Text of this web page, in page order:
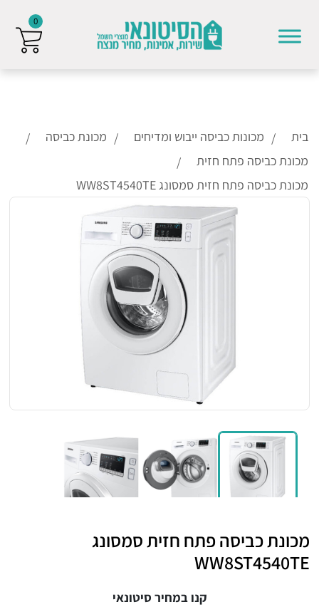
בית מכונות כביסה ייבוש ומדיחים
מכונת כביסה
מכונת כביסה פתח חזית
מכונת כביסה פתח חזית סמסונג WW8ST4540TE
מכונת כביסה פתח חזית סמסונג
WW8ST4540TE
קנו במחיר סיטונאי
0